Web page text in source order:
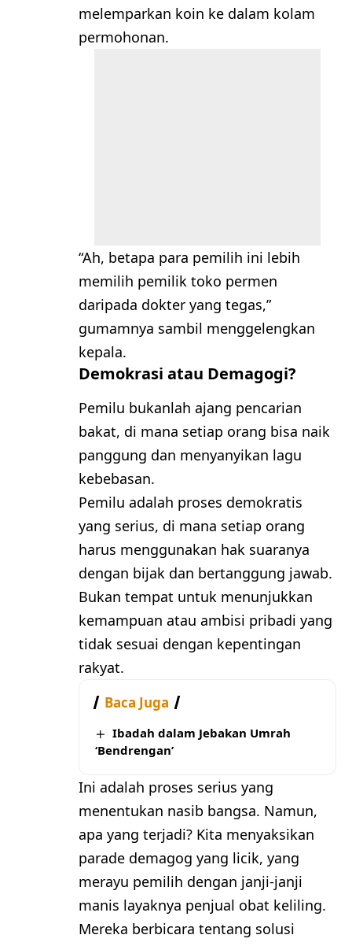
melemparkan koin ke dalam kolam
permohonan.
“Ah, betapa para pemilih ini lebih
memilih pemilik toko permen
daripada dokter yang tegas,”
gumamnya sambil menggelengkan
kepala.
Demokrasi atau Demagogi?
Pemilu bukanlah ajang pencarian
bakat, di mana setiap orang bisa naik
panggung dan menyanyikan lagu
kebebasan.
Pemilu adalah proses demokratis
yang serius, di mana setiap orang
harus menggunakan hak suaranya
dengan bijak dan bertanggung jawab.
Bukan tempat untuk menunjukkan
kemampuan atau ambisi pribadi yang
tidak sesuai dengan kepentingan
rakyat.
Baca Juga
Ibadah dalam Jebakan Umrah
‘Bendrengan’
Ini adalah proses serius yang
menentukan nasib bangsa. Namun,
apa yang terjadi? Kita menyaksikan
parade demagog yang licik, yang
merayu pemilih dengan janji-janji
manis layaknya penjual obat keliling.
Mereka berbicara tentang solusi